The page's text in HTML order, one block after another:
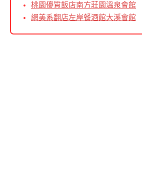
桃園優質飯店南方莊園溫泉會館
網美系翻店左岸餐酒館大溪會館